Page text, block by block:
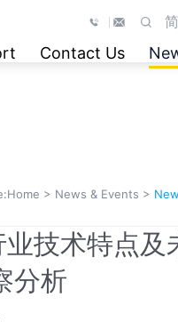
Contact Us
Home > News & Events >
技术特点及
分析